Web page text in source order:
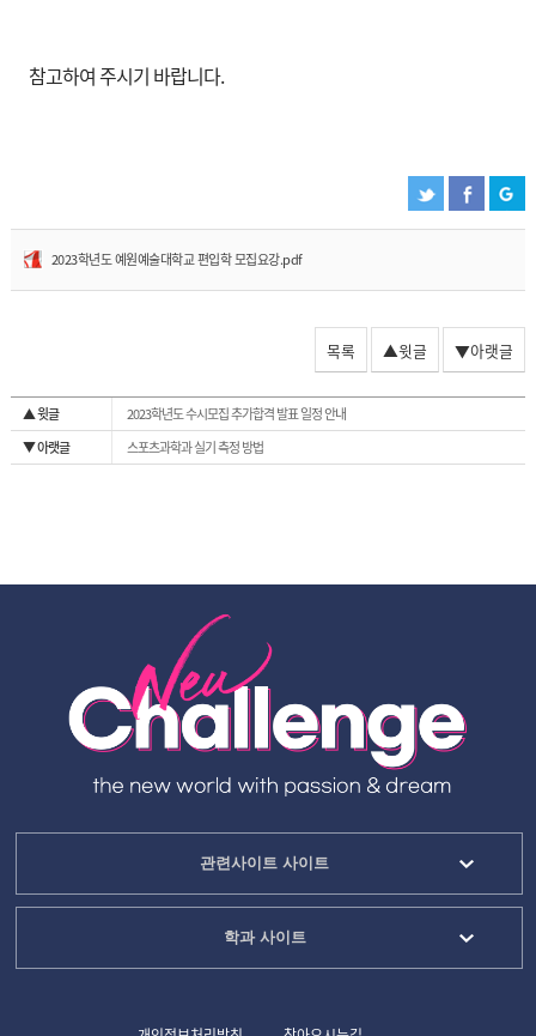
참고하여 주시기 바랍니다.
2023학년도 예원예술대학교 편입학 모집요강.pdf
목록 ▲윗글 ▼아랫글
▲ 윗글
2023학년도 수시모집 추가합격 발표 일정 안내
▼ 아랫글
스포츠과학과 실기 측정 방법
관련사이트 사이트
학과 사이트